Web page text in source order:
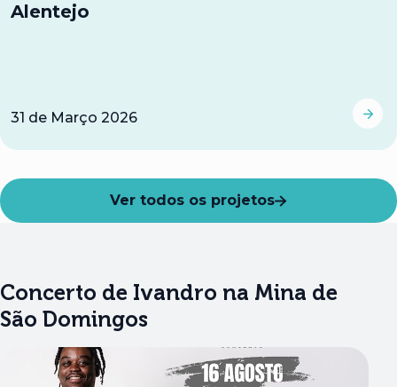
Alentejo
31 de Março 2026
Ver todos os projetos
Concerto de Ivandro na Mina de
São Domingos